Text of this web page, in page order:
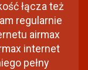
łącza też
regularnie
airmax
internet
pełny